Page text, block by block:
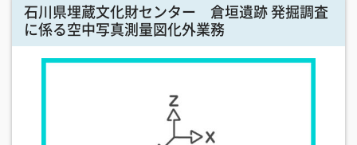
石川県埋蔵文化財センター 倉垣遺跡 発掘調査
に係る空中写真測量図化外業務